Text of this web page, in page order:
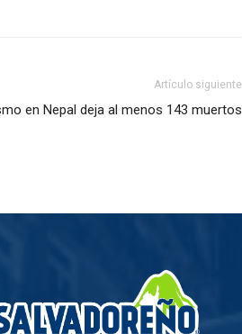
Artículo siguiente
en Nepal deja al menos 143 muertos